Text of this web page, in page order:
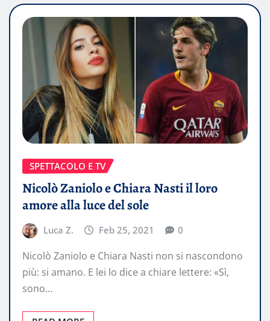
SPETTACOLO E TV
Nicolò Zaniolo e Chiara Nasti il loro
amore alla luce del sole
Luca Z. Feb 25, 2021 0
Nicolò Zaniolo e Chiara Nasti non si nascondono
più: si amano. E lei lo dice a chiare lettere: «Sì,
sono…